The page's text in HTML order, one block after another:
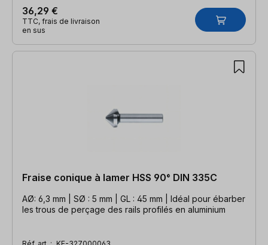
36,29 €
TTC, frais de livraison
en sus
Fraise conique à lamer HSS 90° DIN 335C
AØ: 6,3 mm | SØ : 5 mm | GL : 45 mm | Idéal pour ébarber
les trous de perçage des rails profilés en aluminium